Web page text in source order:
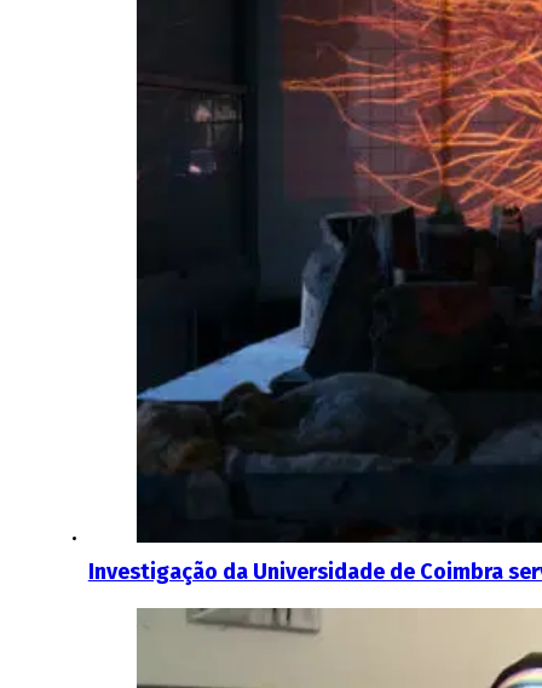
Investigação da Universidade de Coimbra